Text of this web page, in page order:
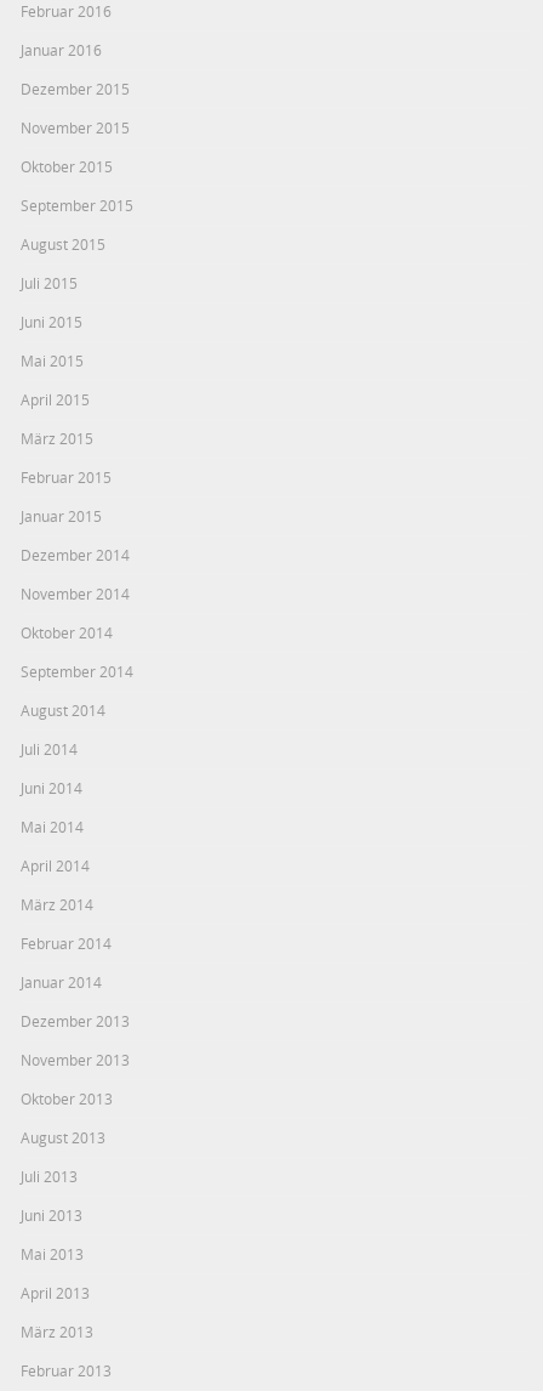
Februar 2016
Januar 2016
Dezember 2015
November 2015
Oktober 2015
September 2015
August 2015
Juli 2015
Juni 2015
Mai 2015
April 2015
März 2015
Februar 2015
Januar 2015
Dezember 2014
November 2014
Oktober 2014
September 2014
August 2014
Juli 2014
Juni 2014
Mai 2014
April 2014
März 2014
Februar 2014
Januar 2014
Dezember 2013
November 2013
Oktober 2013
August 2013
Juli 2013
Juni 2013
Mai 2013
April 2013
März 2013
Februar 2013